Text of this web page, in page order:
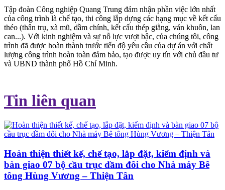
Tập đoàn Công nghiệp Quang Trung đảm nhận phần việc lớn nhất
của công trình là chế tạo, thi công lắp dựng các hạng mục về kết cấu
théo (thân trụ, xà mũ, dầm chính, kết cấu thép giằng, ván khuôn, lan
can...). Với kinh nghiệm và sự nỗ lực vượt bậc, của chúng tôi, công
trình đã được hoàn thành trước tiến độ yêu cầu của dự án với chất
lượng công trình hoàn toàn đảm bảo, tạo được uy tín với chủ đầu tư
và UBND thành phố Hồ Chí Minh.
Tin liên quan
Hoàn thiện thiết kế, chế tạo, lắp đặt, kiểm định và
bàn giao 07 bộ cầu trục dầm đôi cho Nhà máy Bê
tông Hùng Vương – Thiện Tân